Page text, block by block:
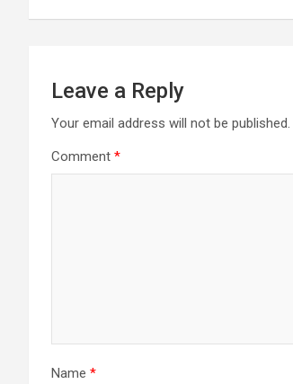
Leave a Reply
Your email address will not be published.
Comment *
Name *